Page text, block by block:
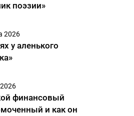
поэзии»
2026
у аленького
финансовый
и как он